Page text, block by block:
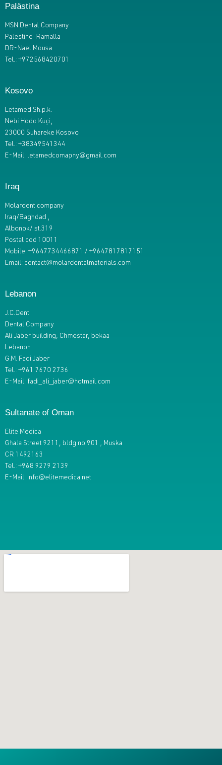
Palästina
MSN Dental Company
Palestine-Ramalla
DR-Nael Mousa
Tel.: +972568420701
Kosovo
Letamed Sh.p.k.
Nebi Hodo Kuçi,
23000 Suhareke Kosovo
Tel.: +38349541344
E-Mail: letamedcomapny@gmail.com
Iraq
Molardent company
Iraq/Baghdad ,
Albonok/ st.319
Postal cod 10011
Mobile: +9647734466871 / +9647817817151
Email: contact@molardentalmaterials.com
Lebanon​
J.C.Dent
Dental Company
Ali Jaber building, Chmestar, bekaa
Lebanon
G.M. Fadi Jaber
Tel.: +961 7670 2736
E-Mail: fadi_ali_jaber@hotmail.com
Sultanate of Oman
Elite Medica
Ghala Street 9211, bldg nb 901 , Muska
CR 1492163
Tel.: +968 9279 2139
E-Mail: info@elitemedica.net